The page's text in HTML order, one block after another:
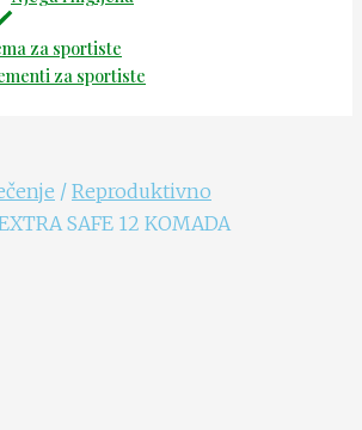
za sportiste
za sportiste
/ Reproduktivno
SAFE 12 KOMADA